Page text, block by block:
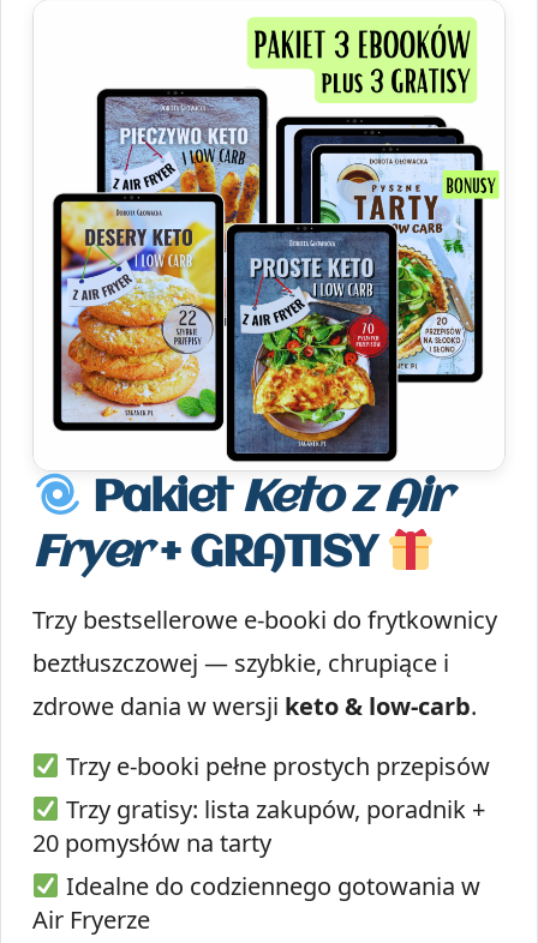
Pakiet Keto z Air
Fryer+ GRATISY
Trzy bestsellerowe e-booki do frytkownicy
beztłuszczowej — szybkie, chrupiące i
zdrowe dania w wersji keto & low-carb.
Trzy e-booki pełne prostych przepisów
Trzy gratisy: lista zakupów, poradnik +
20 pomysłów na tarty
Idealne do codziennego gotowania w
Air Fryerze